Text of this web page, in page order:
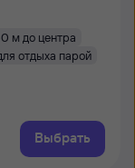
м до центра
отдыха парой
Выбрать